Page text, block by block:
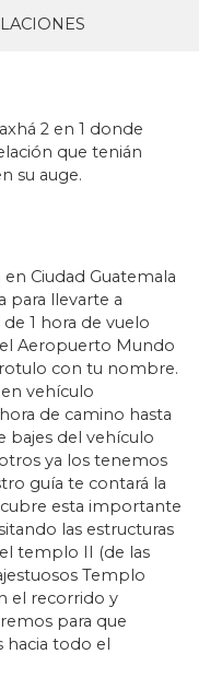
2 en 1 donde
que tenián
su auge.
Ciudad Guatemala
para llevarte a
1 hora de vuelo
Aeropuerto Mundo
con tu nombre.
vehículo
de camino hasta
bajes del vehículo
ya los tenemos
guía te contará la
esta importante
las estructuras
templo II (de las
Templo
el recorrido y
para que
hacia todo el